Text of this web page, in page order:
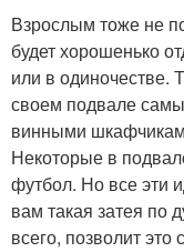
Взрослым тоже не
будет хорошенько
или в одиночестве.
своем подвале
винными
Некоторые в
футбол. Но все эти
вам такая затея
всего, позволит это